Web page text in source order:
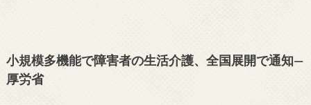
小規模多機能で障害者の生活介護、全国展開で通知―
厚労省